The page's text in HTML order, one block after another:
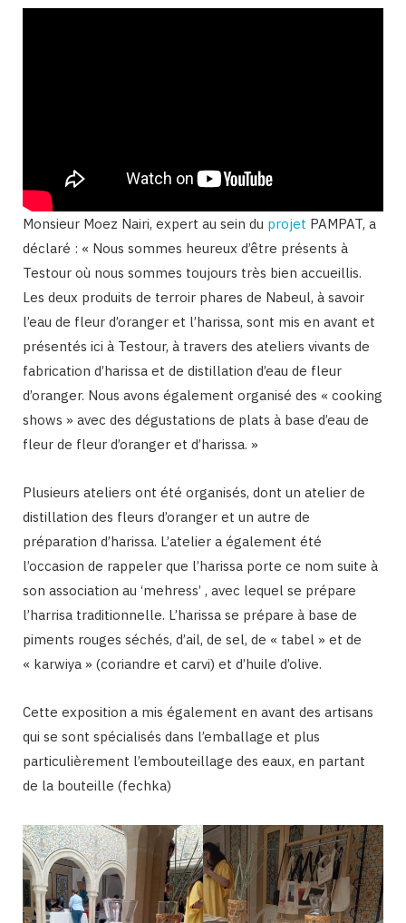
Monsieur Moez Nairi, expert au sein du projet PAMPAT, a
déclaré : « Nous sommes heureux d’être présents à
Testour où nous sommes toujours très bien accueillis.
Les deux produits de terroir phares de Nabeul, à savoir
l’eau de fleur d’oranger et l’harissa, sont mis en avant et
présentés ici à Testour, à travers des ateliers vivants de
fabrication d’harissa et de distillation d’eau de fleur
d’oranger. Nous avons également organisé des « cooking
shows » avec des dégustations de plats à base d’eau de
fleur de fleur d’oranger et d’harissa. »
Plusieurs ateliers ont été organisés, dont un atelier de
distillation des fleurs d’oranger et un autre de
préparation d’harissa. L’atelier a également été
l’occasion de rappeler que l’harissa porte ce nom suite à
son association au ‘mehress’ , avec lequel se prépare
l’harrisa traditionnelle. L’harissa se prépare à base de
piments rouges séchés, d’ail, de sel, de « tabel » et de
« karwiya » (coriandre et carvi) et d’huile d’olive.
Cette exposition a mis également en avant des artisans
qui se sont spécialisés dans l’emballage et plus
particulièrement l’embouteillage des eaux, en partant
de la bouteille (fechka)